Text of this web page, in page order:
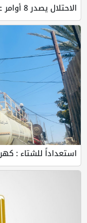
الاحتلال يصدر 8 أوامر عسكرية تستهدف اقتل...
استعداداً للشتاء :